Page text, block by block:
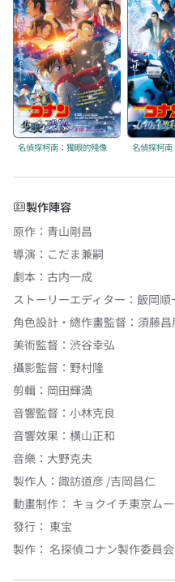
名偵探柯南：獨眼的殘像
製作陣容
原作 ： 青山剛昌
導演 ： こだま兼嗣
劇本 ： 古内一成
ストーリーエディター ： 飯岡順
角色設計・總作畫監督 ： 須藤昌
美術監督 ： 渋谷幸弘
攝影監督 ： 野村隆
剪輯 ： 岡田輝満
音響監督 ： 小林克良
音響效果 ： 横山正和
音樂 ： 大野克夫
製作人 ： 諏訪道彦 /吉岡昌仁
動畫制作： キョクイチ東京ム
發行： 東宝
製作： 名探偵コナン製作委員会